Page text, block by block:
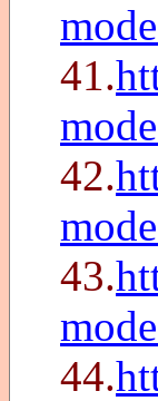
41.
42.
43.
44.